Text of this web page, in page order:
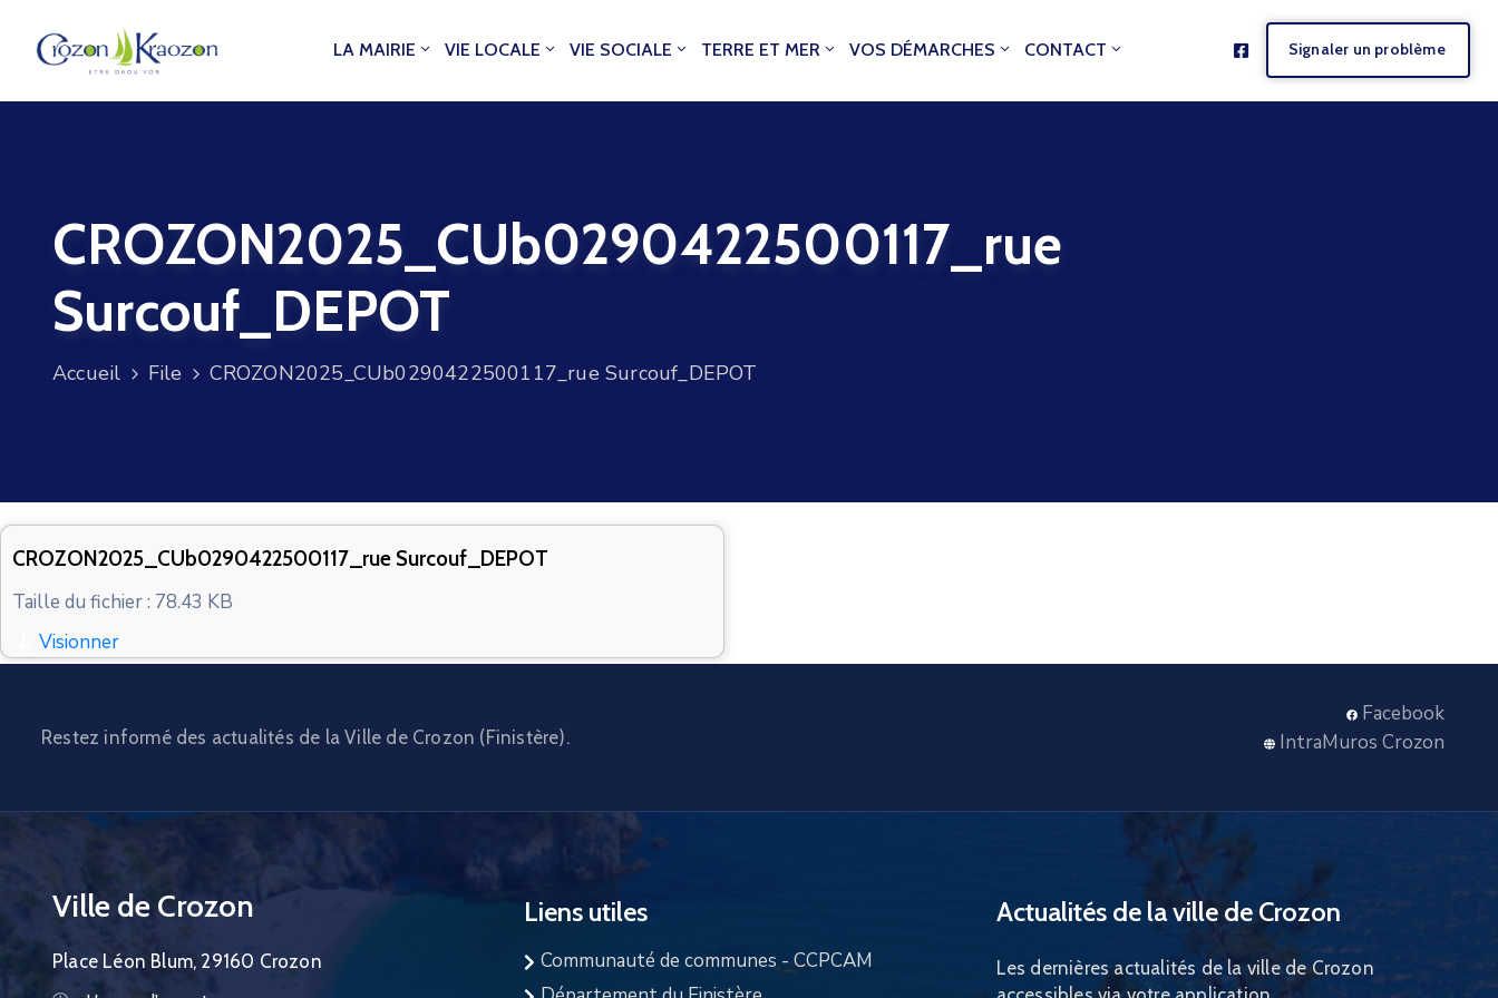
LA MAIRIE VIE LOCALE VIE SOCIALE TERRE ET MER VOS DÉMARCHES CONTACT Signaler un problème
CROZON2025_CUb0290422500117_rue
Surcouf_DEPOT
Accueil File CROZON2025_CUb0290422500117_rue Surcouf_DEPOT
CROZON2025_CUb0290422500117_rue Surcouf_DEPOT
Taille du fichier : 78.43 KB
Visionner
Restez informé des actualités de la Ville de Crozon (Finistère).
Facebook
IntraMuros Crozon
Ville de Crozon
Place Léon Blum, 29160 Crozon
Liens utiles
Communauté de communes - CCPCAM
Actualités de la ville de Crozon
Les dernières actualités de la ville de Crozon